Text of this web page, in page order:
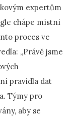
expertům
chápe místní
proces ve
„Právě jsme
pravidla dat
Týmy pro
aby se